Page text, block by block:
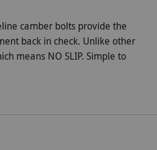
camber bolts provide the
back in check. Unlike other
means NO SLIP. Simple to